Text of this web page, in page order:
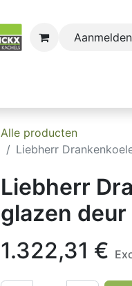
Aanmelden
Alle producten
Liebherr
Liebherr
glazen deur
1.322,31 €